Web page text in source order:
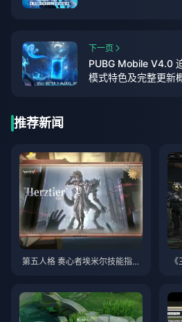
下一页
PUBG Mobile V4.0
模式特色及完整更新
推荐新闻
第五人格 奏心者埃米尔技能指南